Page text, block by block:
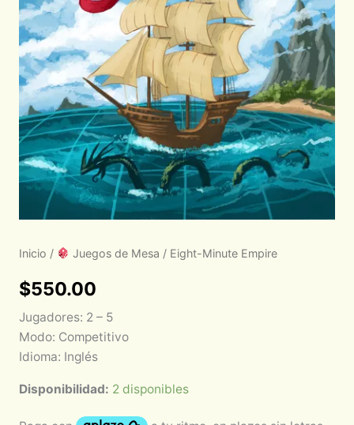
Inicio / Juegos de Mesa / Eight-Minute Empire
$550.00
Jugadores: 2 – 5
Modo: Competitivo
Idioma: Inglés
Disponibilidad: 2 disponibles